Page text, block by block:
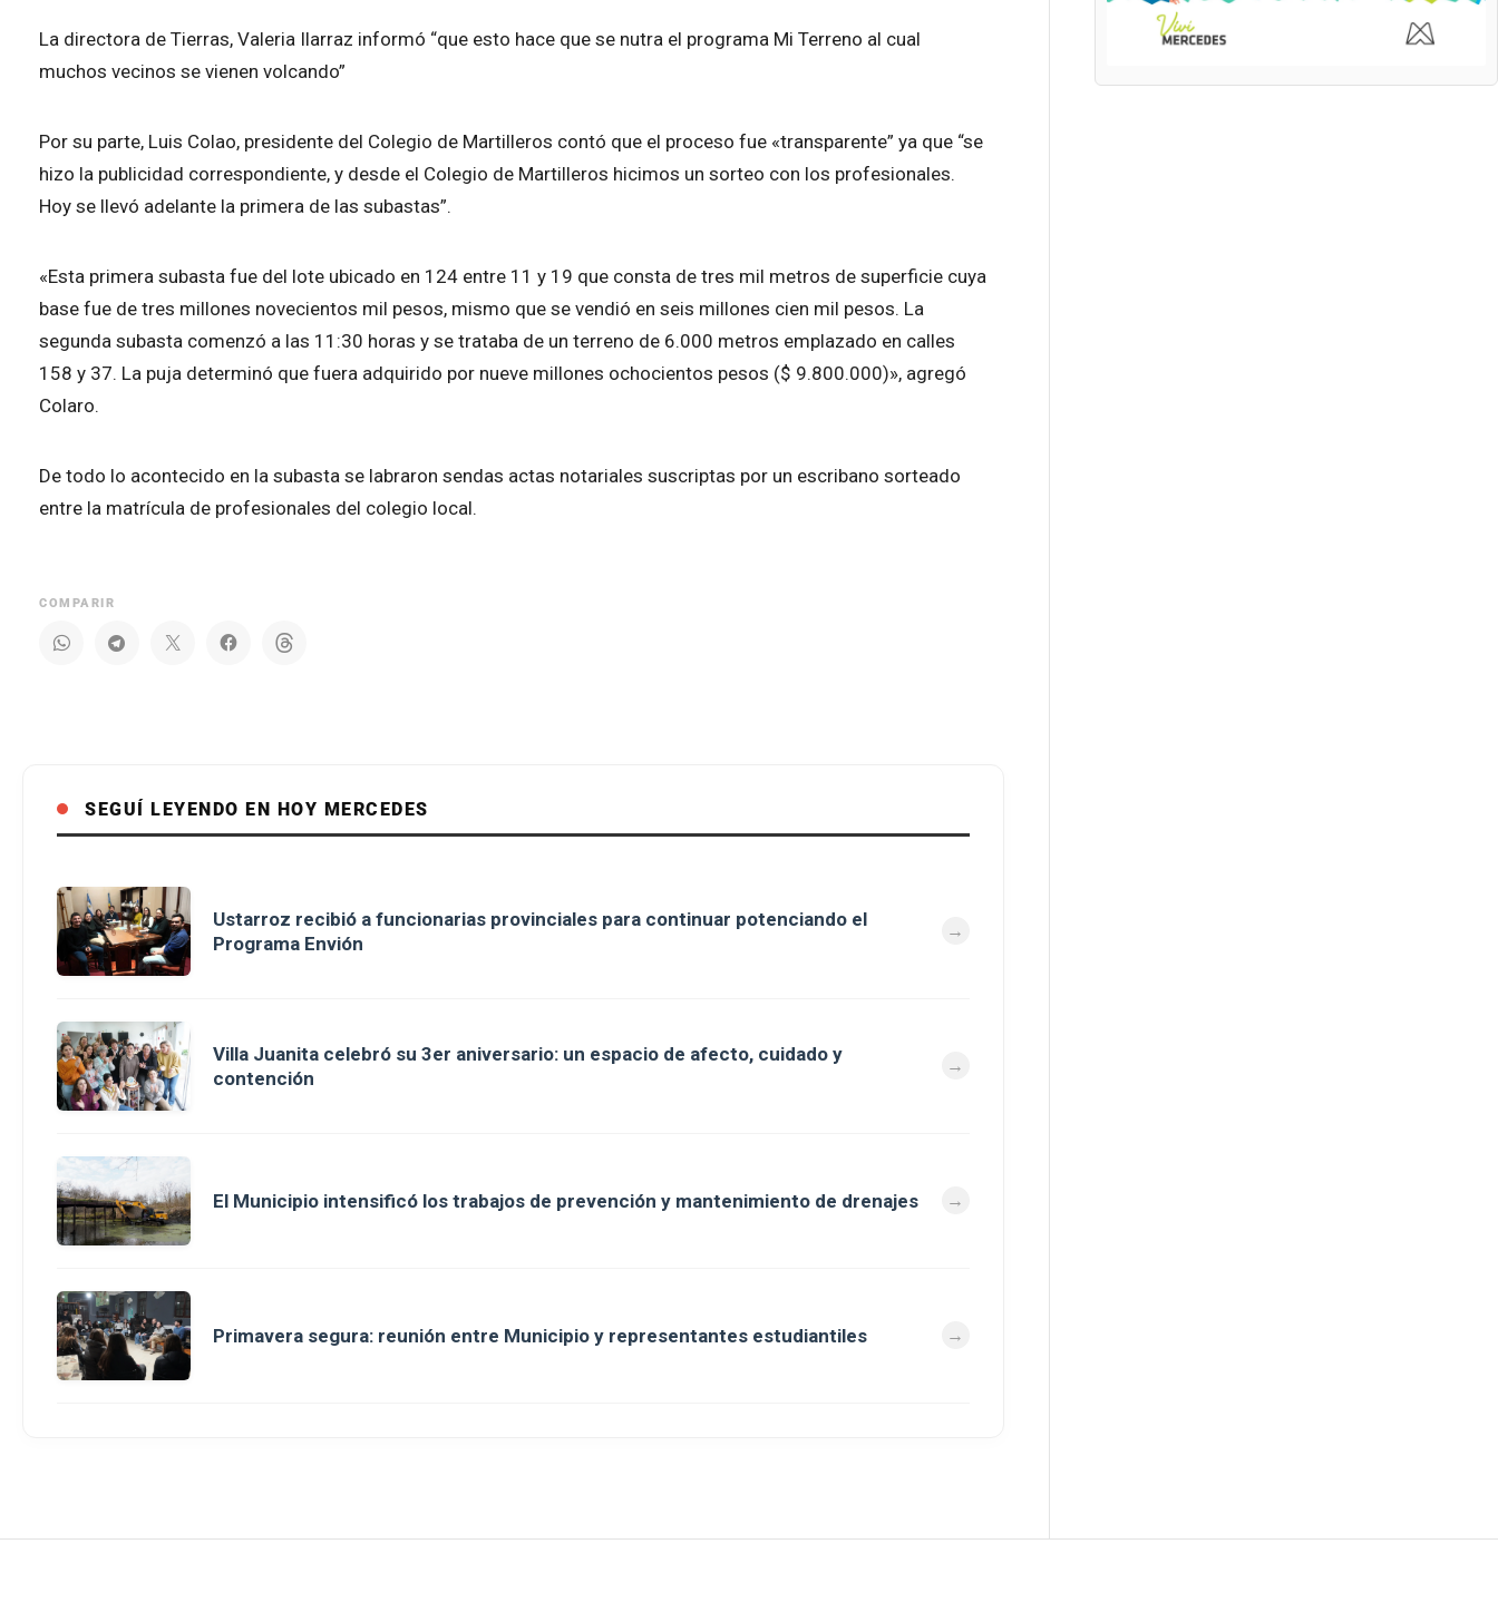
La directora de Tierras, Valeria Ilarraz informó “que esto hace que se nutra el programa Mi Terreno al cual
muchos vecinos se vienen volcando”
Por su parte, Luis Colao, presidente del Colegio de Martilleros contó que el proceso fue «transparente” ya que “se
hizo la publicidad correspondiente, y desde el Colegio de Martilleros hicimos un sorteo con los profesionales.
Hoy se llevó adelante la primera de las subastas”.
«Esta primera subasta fue del lote ubicado en 124 entre 11 y 19 que consta de tres mil metros de superficie cuya
base fue de tres millones novecientos mil pesos, mismo que se vendió en seis millones cien mil pesos. La
segunda subasta comenzó a las 11:30 horas y se trataba de un terreno de 6.000 metros emplazado en calles
158 y 37. La puja determinó que fuera adquirido por nueve millones ochocientos pesos ($ 9.800.000)», agregó
Colaro.
De todo lo acontecido en la subasta se labraron sendas actas notariales suscriptas por un escribano sorteado
entre la matrícula de profesionales del colegio local.
COMPARIR
SEGUÍ LEYENDO EN HOY MERCEDES
Ustarroz recibió a funcionarias provinciales para continuar potenciando el
Programa Envión
Villa Juanita celebró su 3er aniversario: un espacio de afecto, cuidado y
contención
El Municipio intensificó los trabajos de prevención y mantenimiento de drenajes
Primavera segura: reunión entre Municipio y representantes estudiantiles